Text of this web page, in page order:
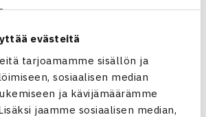
evästeitä
tarjoamamme sisällön ja
sosiaalisen median
ja kävijämäärämme
jaamme sosiaalisen median,
ottelun 6-4, 7-5.
kilpailut sisäkentillä 2014
Nieminen Areena, Turku